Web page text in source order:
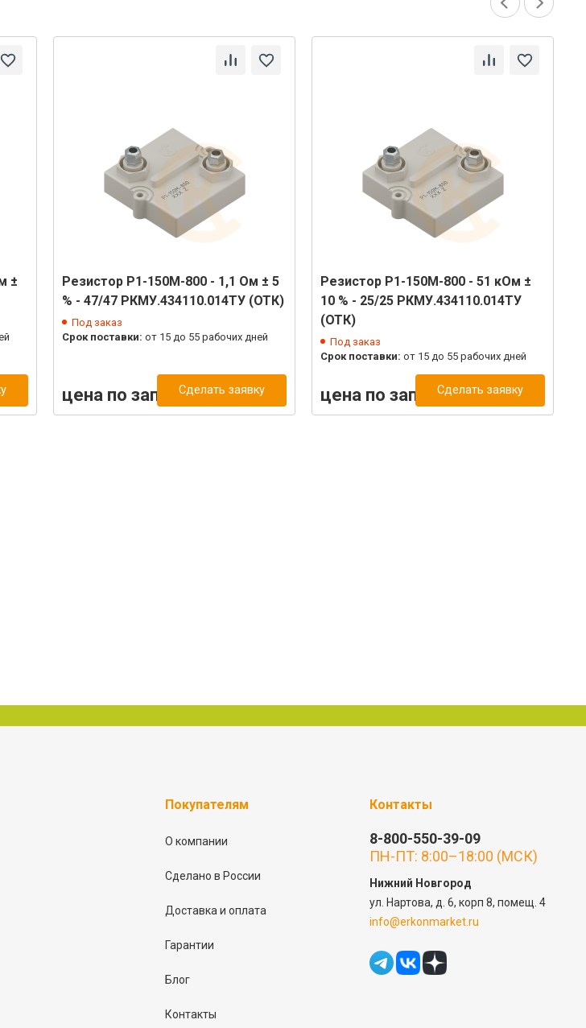
±
Резистор Р1-150М-800 - 1,1 Ом ± 5
% - 47/47 РКМУ.434110.014ТУ (ОТК)
Под заказ
Срок поставки:от 15 до 55 рабочих дней
цена по запросуСделать заявку
Резистор Р1-150М-800 - 51 кОм ±
10 % - 25/25 РКМУ.434110.014ТУ
(ОТК)
Под заказ
Срок поставки:от 15 до 55 рабочих дней
цена по запросуСделать заявку
Покупателям
О компании
Сделано в России
Доставка и оплата
Гарантии
Блог
Контакты
Контакты
8-800-550-39-09
ПН-ПТ: 8:00–18:00 (МСК)
Нижний Новгород
ул. Нартова, д. 6, корп 8, помещ. 4
info@erkonmarket.ru